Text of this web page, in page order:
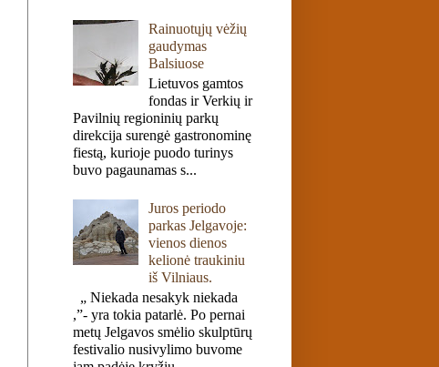
Rainuotųjų vėžių
gaudymas
Balsiuose
Lietuvos gamtos
fondas ir Verkių ir
Pavilnių regioninių parkų
direkcija surengė gastronominę
fiestą, kurioje puodo turinys
buvo pagaunamas s...
Juros periodo
parkas Jelgavoje:
vienos dienos
kelionė traukiniu
iš Vilniaus.
„ Niekada nesakyk niekada
,”- yra tokia patarlė. Po pernai
metų Jelgavos smėlio skulptūrų
festivalio nusivylimo buvome